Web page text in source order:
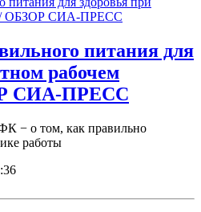
питания для
рабочем
СИА-ПРЕСС
− о том, как правильно
работы